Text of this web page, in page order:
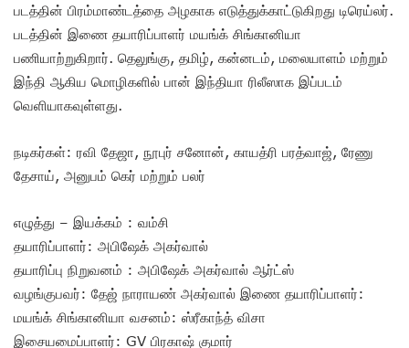
படத்தின் பிரம்மாண்டத்தை அழகாக எடுத்துக்காட்டுகிறது டிரெய்லர்.
படத்தின் இணை தயாரிப்பாளர் மயங்க் சிங்கானியா
பணியாற்றுகிறார். தெலுங்கு, தமிழ், கன்னடம், மலையாளம் மற்றும்
இந்தி ஆகிய மொழிகளில் பான் இந்தியா ரிலீஸாக இப்படம்
வெளியாகவுள்ளது.
நடிகர்கள்: ரவி தேஜா, நூபுர் சனோன், காயத்ரி பரத்வாஜ், ரேணு
தேசாய், அனுபம் கெர் மற்றும் பலர்
எழுத்து – இயக்கம் : வம்சி
தயாரிப்பாளர்: அபிஷேக் அகர்வால்
தயாரிப்பு நிறுவனம் : அபிஷேக் அகர்வால் ஆர்ட்ஸ்
வழங்குபவர்: தேஜ் நாராயண் அகர்வால் இணை தயாரிப்பாளர்:
மயங்க் சிங்கானியா வசனம்: ஸ்ரீகாந்த் விசா
இசையமைப்பாளர்: GV பிரகாஷ் குமார்